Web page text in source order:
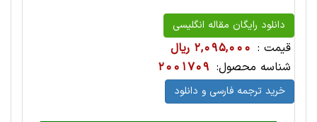
دانلود رایگان مقاله انگلیسی
قیمت : 2,095,000 ریال
شناسه محصول: 2001709
خرید ترجمه فارسی و دانلود